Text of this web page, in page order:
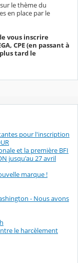
le thème du
en place par le
vous inscrire
CPE (en passant à
tard le
pour l'inscription
et la première BFI
jusqu'au 27 avril
marque !
- Nous avons
le harcèlement